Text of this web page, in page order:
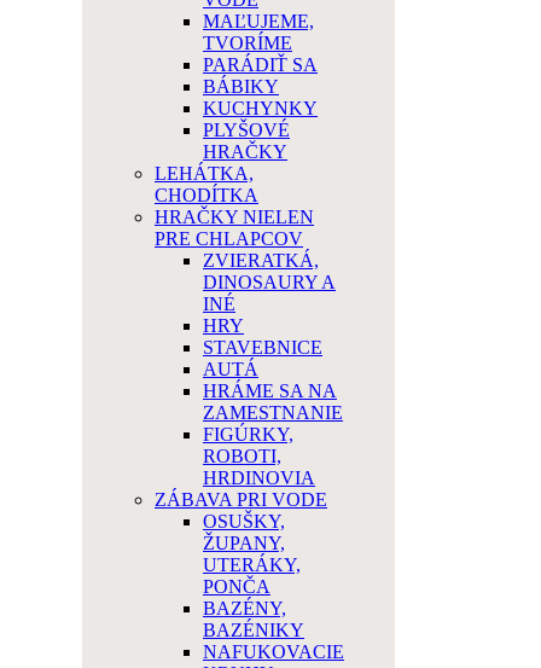
MAĽUJEME,
TVORÍME
PARÁDIŤ SA
BÁBIKY
KUCHYNKY
PLYŠOVÉ
HRAČKY
LEHÁTKA,
CHODÍTKA
HRAČKY NIELEN
PRE CHLAPCOV
ZVIERATKÁ,
DINOSAURY A
INÉ
HRY
STAVEBNICE
AUTÁ
HRÁME SA NA
ZAMESTNANIE
FIGÚRKY,
ROBOTI,
HRDINOVIA
ZÁBAVA PRI VODE
OSUŠKY,
ŽUPANY,
UTERÁKY,
PONČA
BAZÉNY,
BAZÉNIKY
NAFUKOVACIE